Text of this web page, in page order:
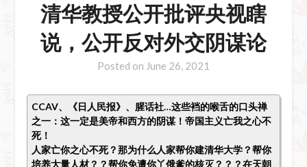
清华教授公开批评央视瞎
说，公开反对外交阴谋论
Posted on June 26, 2021
CCAV、《日人民报》、腥话社…这些裆的喉舌的口头禅
之一：这一定是美帝和西方的阴谋！帝国主义亡我之心不
死！
人家亡你之心不死？那为什么人家帮你建清华大学？帮你
培养大量人材？？帮你免遭你丫俄爹的核灭？？？在天朝